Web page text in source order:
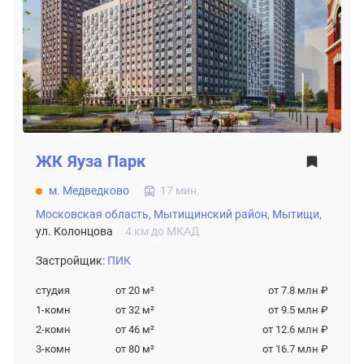
ЖК Яуза Парк
м. Медведково
17 мин.
Московская область, Мытищинский район, Мытищи,
ул. Колонцова
4 км до МКАД
Застройщик: ПИК
студия от 20 м²
от 7.8 млн ₽
1-комн
от 32 м²
от 9.5 млн ₽
2-комн
от 46 м²
от 12.6 млн ₽
3-комн
от 80 м² от 16.7 млн ₽